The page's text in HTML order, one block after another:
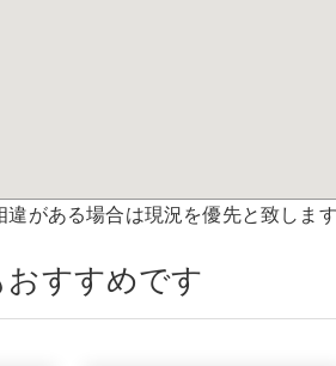
がある場合は現況を優先と致します
すすめです